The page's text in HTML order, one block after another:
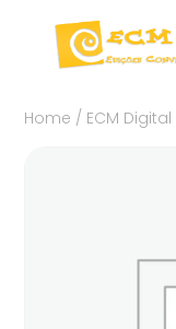
Home / ECM Digital